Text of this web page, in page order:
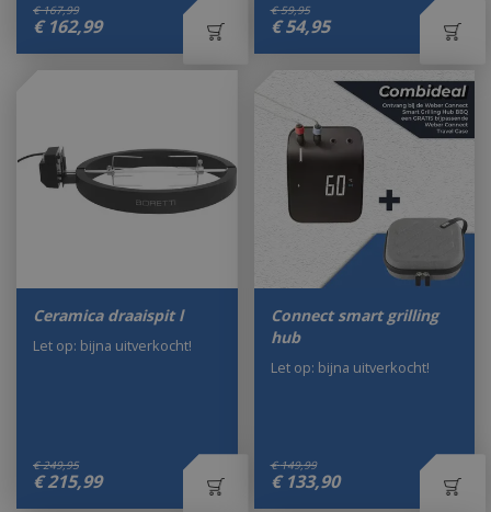
€ 167,99
€ 162,99
€ 59,95
€ 54,95
Ceramica draaispit l
€ 249,95
€215,99
Let op: bijna uitverkocht!
Connect smart grilling
hub
€ 149,99
€ 133,90
Let op: bijna uitverkocht!